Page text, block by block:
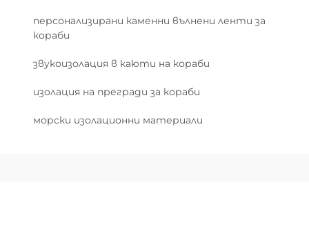
персонализирани каменни вълнени ленти за
кораби
звукоизолация в каюти на кораби
изолация на прегради за кораби
морски изолационни материали